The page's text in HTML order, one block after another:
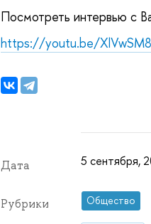
Посмотреть интервью с
https://youtu.be/
Дата 5 сентября,
Рубрики Общество